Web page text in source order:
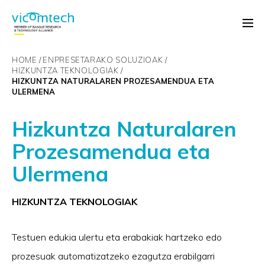
HOME
ENPRESETARAKO SOLUZIOAK
HIZKUNTZA TEKNOLOGIAK
HIZKUNTZA NATURALAREN PROZESAMENDUA ETA
ULERMENA
Hizkuntza Naturalaren
Prozesamendua eta
Ulermena
HIZKUNTZA TEKNOLOGIAK
Testuen edukia ulertu eta erabakiak hartzeko edo
prozesuak automatizatzeko ezagutza erabilgarri